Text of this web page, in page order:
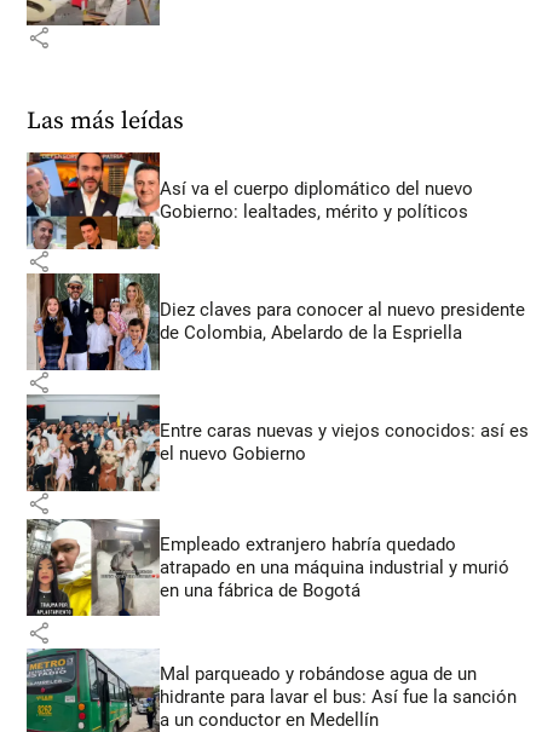
share
Las más leídas
Así va el cuerpo diplomático del nuevo
Gobierno: lealtades, mérito y políticos
share
Diez claves para conocer al nuevo presidente
de Colombia, Abelardo de la Espriella
share
Entre caras nuevas y viejos conocidos: así es
el nuevo Gobierno
share
Empleado extranjero habría quedado
atrapado en una máquina industrial y murió
en una fábrica de Bogotá
share
Mal parqueado y robándose agua de un
hidrante para lavar el bus: Así fue la sanción
a un conductor en Medellín